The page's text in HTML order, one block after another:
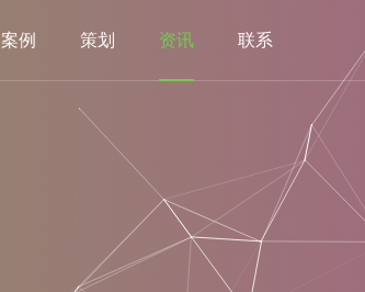
案例 策划 资讯 联系